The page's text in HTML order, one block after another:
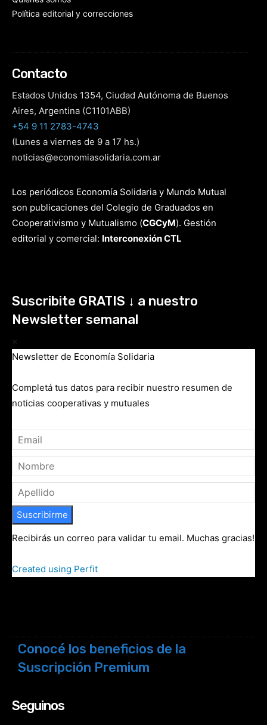
Política editorial y correcciones
Contacto
Estados Unidos 1354, Ciudad Autónoma de Buenos
Aires, Argentina (C1101ABB)
+54 9 11 2783-4743
(Lunes a viernes de 9 a 17 hs.)
noticias@economiasolidaria.com.ar
Los periódicos Economía Solidaria y Mundo Mutual
son publicaciones del Colegio de Graduados en
Cooperativismo y Mutualismo (CGCyM). Gestión
editorial y comercial: Interconexión CTL
Suscribite GRATIS ↓ a nuestro
Newsletter semanal
×
Newsletter de Economía Solidaria
Completá tus datos para recibir nuestro resumen de
noticias cooperativas y mutuales
Suscribirme
Recibirás un correo para validar tu email. Muchas gracias!
Created using Perfit
Conocé los beneficios de la
Suscripción Premium
Seguinos